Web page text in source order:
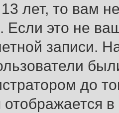
лет, то вам
Если это не
записи.
до